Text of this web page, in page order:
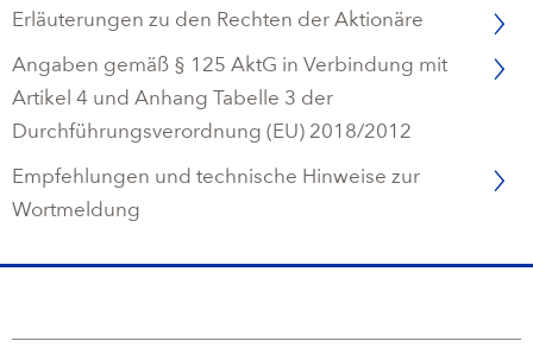
Erläuterungen zu den Rechten der Aktionäre
Angaben gemäß § 125 AktG in Verbindung mit
Artikel 4 und Anhang Tabelle 3 der
Durchführungsverordnung (EU) 2018/2012
Empfehlungen und technische Hinweise zur
Wortmeldung